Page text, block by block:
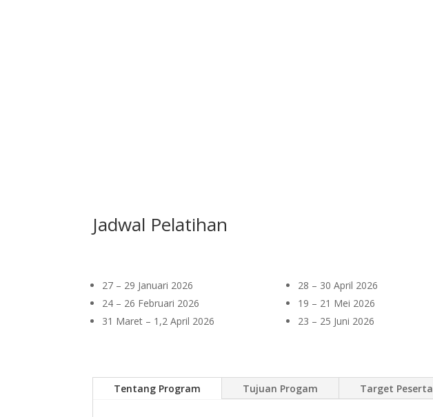
Jadwal Pelatihan
27 – 29 Januari 2026
24 – 26 Februari 2026
31 Maret – 1,2 April 2026
28 – 30 April 2026
19 – 21 Mei 2026
23 – 25 Juni 2026
Tentang Program Tujuan Progam Target Peserta